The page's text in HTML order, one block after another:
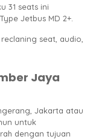
31 seats ini
Jetbus MD 2+.
seat, audio,
Jaya
Jakarta atau
untuk
dengan tujuan